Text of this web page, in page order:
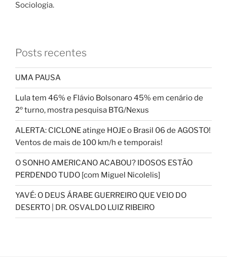
Sociologia.
Posts recentes
UMA PAUSA
Lula tem 46% e Flávio Bolsonaro 45% em cenário de
2º turno, mostra pesquisa BTG/Nexus
ALERTA: CICLONE atinge HOJE o Brasil 06 de AGOSTO!
Ventos de mais de 100 km/h e temporais!
O SONHO AMERICANO ACABOU? IDOSOS ESTÃO
PERDENDO TUDO [com Miguel Nicolelis]
YAVÉ: O DEUS ÁRABE GUERREIRO QUE VEIO DO
DESERTO | DR. OSVALDO LUIZ RIBEIRO